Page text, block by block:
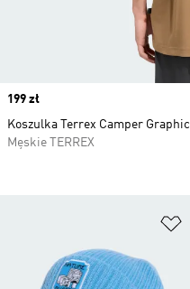
Price
199 zł
Koszulka Terrex Camper Graphic
Męskie TERREX